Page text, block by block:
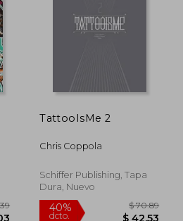
TattooIsMe 2
Chris Coppola
Schiffer Publishing, Tapa
Dura, Nuevo